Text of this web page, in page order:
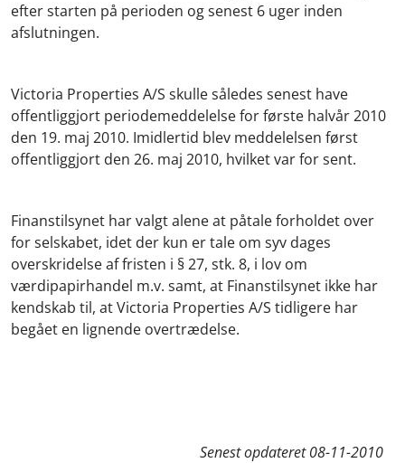
efter starten på perioden og senest 6 uger inden
afslutningen.
Victoria Properties A/S skulle således senest have
offentliggjort periodemeddelelse for første halvår 2010
den 19. maj 2010. Imidlertid blev meddelelsen først
offentliggjort den 26. maj 2010, hvilket var for sent.
Finanstilsynet har valgt alene at påtale forholdet over
for selskabet, idet der kun er tale om syv dages
overskridelse af fristen i § 27, stk. 8, i lov om
værdipapirhandel m.v. samt, at Finanstilsynet ikke har
kendskab til, at Victoria Properties A/S tidligere har
begået en lignende overtrædelse.
Senest opdateret08-11-2010